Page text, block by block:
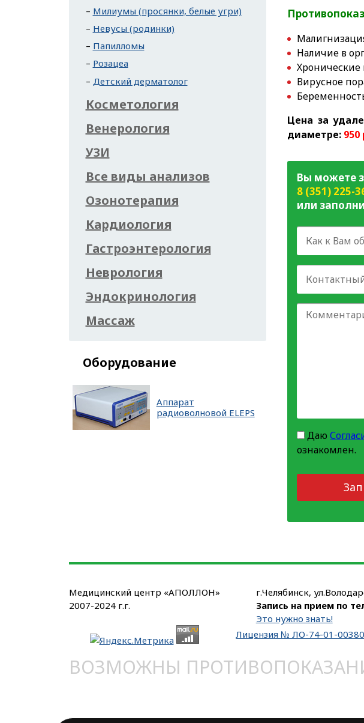
Наличие в
Хронические
Вирусное
Цена за
диаметре: 950
Вы можете
8 (351) 225-
или
Даю
ознакомлен.
Милиумы (просянки, белые угри)
Невусы (родинки)
Папилломы
Розацеа
Детский дерматолог
Косметология
Венерология
УЗИ
Все виды анализов
Озонотерапия
Кардиология
Гастроэнтерология
Неврология
Эндокринология
Массаж
Оборудование
Аппарат
радиоволновой ELEPS
Медицинский центр «АПОЛЛОН»
2007-2024 г.г.
г.Челябинск,
Запись на прием по
Это нужно знать!
Лицензия № ЛО-74-01-
ВОЗМОЖНЫ